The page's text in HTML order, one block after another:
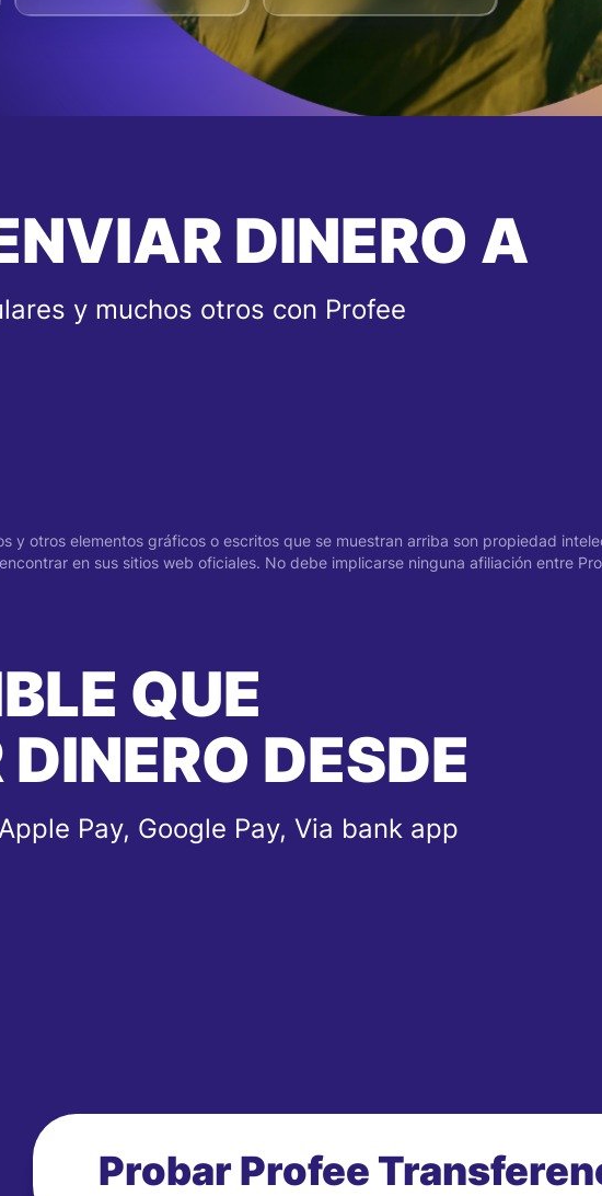
DINERO A
y muchos otros con Profee
y otros elementos gráficos o escritos que se muestran arriba son propiedad
en sus sitios web oficiales. No debe implicarse ninguna afiliación entre
QUE
DESDE
Pay, Google Pay, Via bank app
Probar Profee